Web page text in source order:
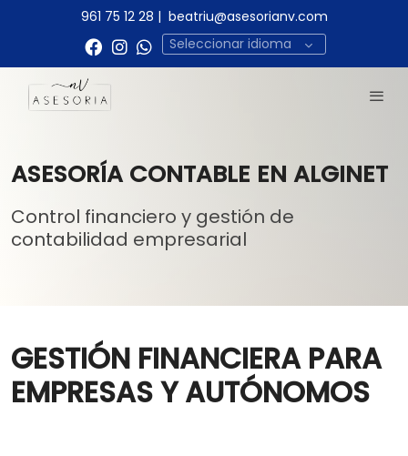
961 75 12 28 | beatriu@asesorianv.com
Seleccionar idioma
ASESORÍA CONTABLE EN ALGINET
Control financiero y gestión de
contabilidad empresarial
GESTIÓN FINANCIERA PARA
EMPRESAS Y AUTÓNOMOS